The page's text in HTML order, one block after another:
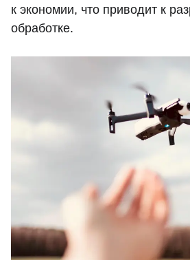
к экономии, что приводит к
обработке.